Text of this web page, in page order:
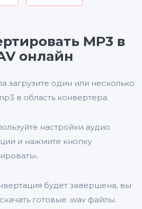
MP3 в
онлайн
загрузите один или несколько
в область конвертера.
настройки аудио
и нажмите кнопку
будет завершена, вы
готовые .wav файлы.